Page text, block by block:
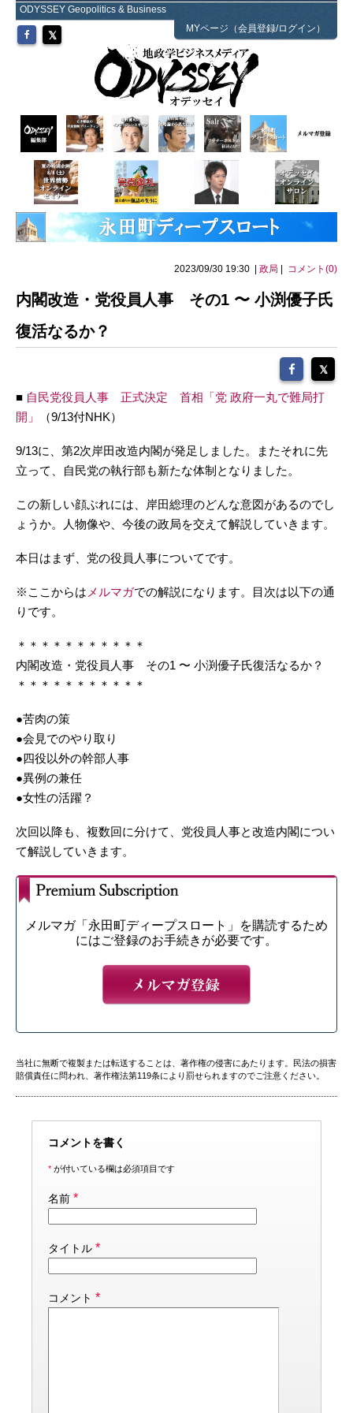
ODYSSEY Geopolitics & Business
MYページ（会員登録/ログイン）
2023/09/30 19:30 | 政局 コメント(0)
内閣改造・党役員人事 その1 〜 小渕優子氏
復活なるか？
■ 自民党役員人事 正式決定 首相「党 政府一丸で難局打
開」
（9/13付NHK）
9/13に、第2次岸田改造内閣が発足しました。またそれに先
立って、自民党の執行部も新たな体制となりました。
この新しい顔ぶれには、岸田総理のどんな意図があるのでし
ょうか。人物像や、今後の政局を交えて解説していきます。
本日はまず、党の役員人事についてです。
※ここからは メルマガでの解説になります。目次は以下の通
りです。
＊＊＊＊＊＊＊＊＊＊＊
内閣改造・党役員人事 その1 〜 小渕優子氏復活なるか？
＊＊＊＊＊＊＊＊＊＊＊
●苦肉の策
●会見でのやり取り
●四役以外の幹部人事
●異例の兼任
●女性の活躍？
次回以降も、複数回に分けて、党役員人事と改造内閣につい
て解説していきます。
メルマガ「永田町ディープスロート」を購読するため
にはご登録のお手続きが必要です。
当社に無断で複製または転送することは、著作権の侵害にあたります。民法の損害
賠償責任に問われ、著作権法第119条により罰せられますのでご注意ください。
コメントを書く
* が付いている欄は必須項目です
名前 *
タイトル *
コメント *